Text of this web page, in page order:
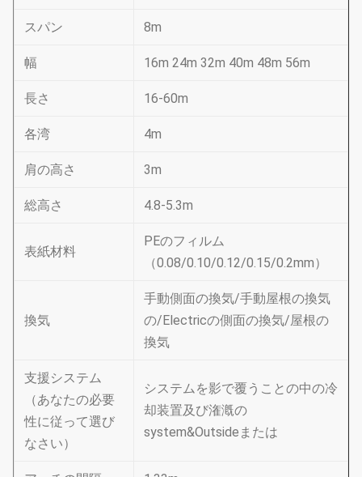
スパン 8m
幅 16m 24m 32m 40m 48m 56m
長さ 16-60m
各湾 4m
肩の高さ 3m
総高さ 4.8-5.3m
表紙材料
PEのフィルム
（0.08/0.10/0.12/0.15/0.2mm）
換気
手動側面の換気/手動屋根の換気
の/Electricの側面の換気/屋根の
換気
支援システム
（あなたの必要
性に従って選び
なさい）
システムを影で覆うことの中の冷
却装置及び潅漑の
system&Outsideまたは